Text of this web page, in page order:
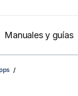
Manuales y guías